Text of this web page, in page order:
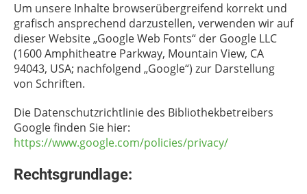
Um unsere Inhalte browserübergreifend korrekt und
grafisch ansprechend darzustellen, verwenden wir auf
dieser Website „Google Web Fonts“ der Google LLC
(1600 Amphitheatre Parkway, Mountain View, CA
94043, USA; nachfolgend „Google“) zur Darstellung
von Schriften.
Die Datenschutzrichtlinie des Bibliothekbetreibers
Google finden Sie hier:
https://www.google.com/policies/privacy/
Rechtsgrundlage: